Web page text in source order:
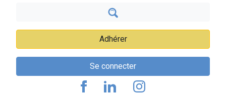
Adhérer
Se connecter